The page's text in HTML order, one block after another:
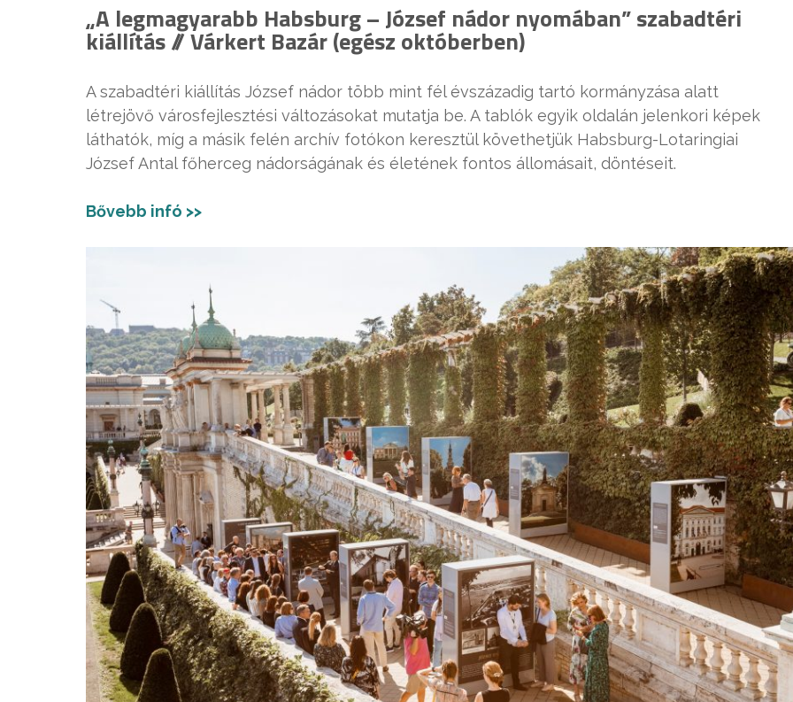
„A legmagyarabb Habsburg – József nádor nyomában” szabadtéri
kiállítás // Várkert Bazár (egész októberben)
A szabadtéri kiállítás József nádor több mint fél évszázadig tartó kormányzása alatt
létrejövő városfejlesztési változásokat mutatja be. A tablók egyik oldalán jelenkori képek
láthatók, míg a másik felén archív fotókon keresztül követhetjük Habsburg-Lotaringiai
József Antal főherceg nádorságának és életének fontos állomásait, döntéseit.
Bővebb infó >>